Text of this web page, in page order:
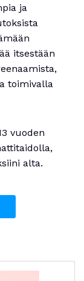
ja
itsestään
toimivalla
vuoden
alta.